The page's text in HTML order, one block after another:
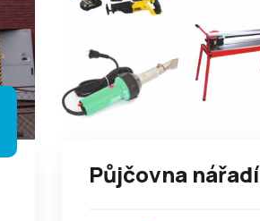
Půjčovna nářadí